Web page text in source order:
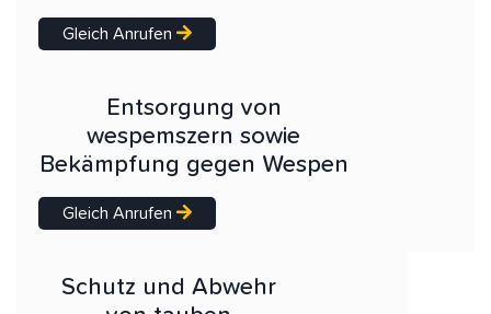
Gleich Anrufen
Entsorgung von
wespemszern sowie
Bekämpfung gegen Wespen
Gleich Anrufen
Schutz und Abwehr